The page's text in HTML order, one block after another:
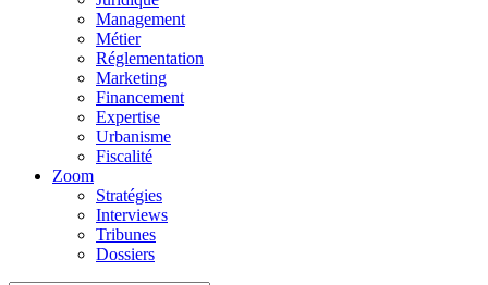
Management
Métier
Réglementation
Marketing
Financement
Expertise
Urbanisme
Fiscalité
Zoom
Stratégies
Interviews
Tribunes
Dossiers